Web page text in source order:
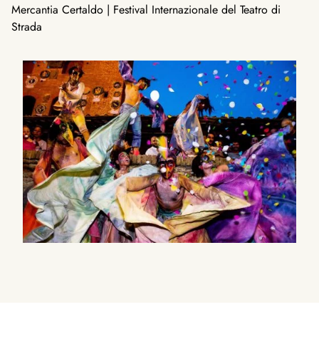
Mercantia Certaldo | Festival Internazionale del Teatro di
Strada